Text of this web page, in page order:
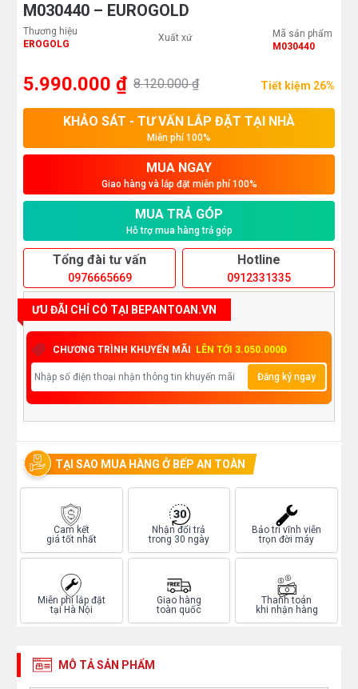
M030440 – EUROGOLD
Thương hiệu
EROGOLG
Xuất xứ
Mã sản phẩm
M030440
5.990.000 ₫ 8.120.000 ₫ Tiết kiệm 26%
KHẢO SÁT - TƯ VẤN LẮP ĐẶT TẠI NHÀ
Miễn phí 100%
MUA NGAY
Giao hàng và lắp đặt miễn phí 100%
MUA TRẢ GÓP
Hỗ trợ mua hàng trả góp
Tổng đài tư vấn
0976665669
Hotline
0912331335
ƯU ĐÃI CHỈ CÓ TẠI BEPANTOAN.VN
CHƯƠNG TRÌNH KHUYẾN MÃI LÊN TỚI 3.050.000Đ
Đăng ký ngay
TẠI SAO MUA HÀNG Ở BẾP AN TOÀN
Cam kết
giá tốt nhất
Nhận đổi trả
trong 30 ngày
Bảo trì vĩnh viễn
trọn đời máy
Miễn phí lắp đặt
tại Hà Nội
Giao hàng
toàn quốc
Thanh toán
khi nhận hàng
MÔ TẢ SẢN PHẨM